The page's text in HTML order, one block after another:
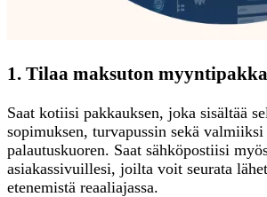
1. Tilaa maksuton
Saat kotiisi pakkauksen, joka sisältää
sopimuksen, turvapussin sekä valmiiksi
palautuskuoren. Saat sähköpostiisi
asiakassivuillesi, joilta voit seurata
etenemistä reaaliajassa.